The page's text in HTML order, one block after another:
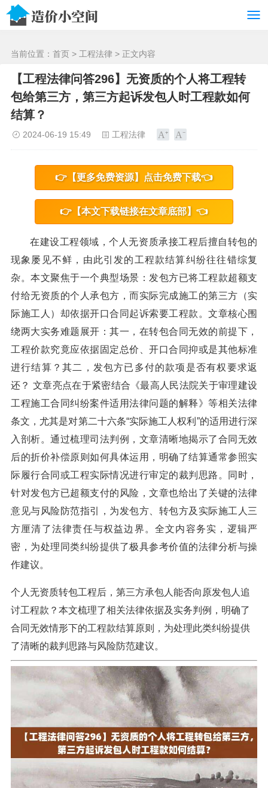
当前位置： 首页 > 工程法律 > 正文内容
【工程法律问答296】无资质的个人将工程转
包给第三方，第三方起诉发包人时工程款如何
结算？
2024-06-19 15:49 工程法律
👉【更多免费资源】点击免费下载👈
👉【本文下载链接在文章底部】👈
在建设工程领域，个人无资质承接工程后擅自转包的
现象屡见不鲜，由此引发的工程款结算纠纷往往错综复
杂。本文聚焦于一个典型场景：发包方已将工程款超额支
付给无资质的个人承包方，而实际完成施工的第三方（实
际施工人）却依据开口合同起诉索要工程款。文章核心围
绕两大实务难题展开：其一，在转包合同无效的前提下，
工程价款究竟应依据固定总价、开口合同抑或是其他标准
进行结算？其二，发包方已多付的款项是否有权要求返
还？ 文章亮点在于紧密结合《最高人民法院关于审理建设
工程施工合同纠纷案件适用法律问题的解释》等相关法律
条文，尤其是对第二十六条“实际施工人权利”的适用进行深
入剖析。通过梳理司法判例，文章清晰地揭示了合同无效
后的折价补偿原则如何具体运用，明确了结算通常参照实
际履行合同或工程实际情况进行审定的裁判思路。同时，
针对发包方已超额支付的风险，文章也给出了关键的法律
意见与风险防范指引，为发包方、转包方及实际施工人三
方厘清了法律责任与权益边界。全文内容务实，逻辑严
密，为处理同类纠纷提供了极具参考价值的法律分析与操
作建议。
个人无资质转包工程后，第三方承包人能否向原发包人追
讨工程款？本文梳理了相关法律依据及实务判例，明确了
合同无效情形下的工程款结算原则，为处理此类纠纷提供
了清晰的裁判思路与风险防范建议。